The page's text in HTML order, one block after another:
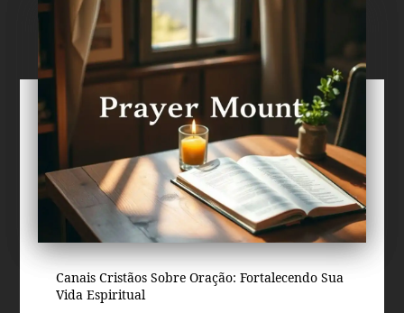
Canais Cristãos Sobre Oração: Fortalecendo Sua
Vida Espiritual